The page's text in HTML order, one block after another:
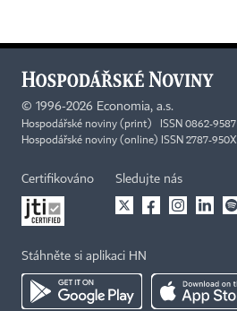
© 1996-2026 Economia, a.s.
Hospodářské noviny (print) ISSN 0862-9587
Hospodářské noviny (online) ISSN 2787-950X
Certifikováno Sledujte nás
Stáhněte si aplikaci HN